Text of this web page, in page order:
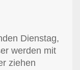
Dienstag,
werden mit
ziehen